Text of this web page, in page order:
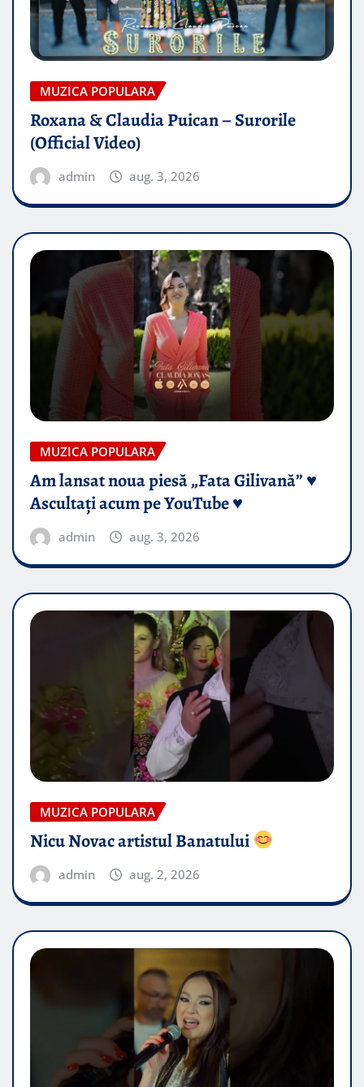
MUZICA POPULARA
Roxana & Claudia Puican – Surorile
(Official Video)
admin aug. 3, 2026
MUZICA POPULARA
Am lansat noua piesă „Fata Gilivană” ♥️
Ascultați acum pe YouTube ♥️
admin aug. 3, 2026
MUZICA POPULARA
Nicu Novac artistul Banatului
admin aug. 2, 2026